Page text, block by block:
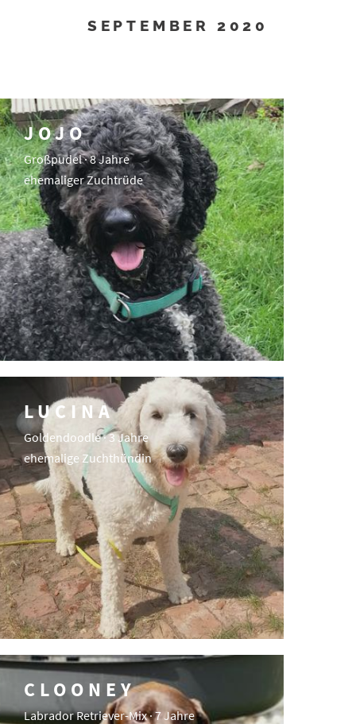
SEPTEMBER 2020
JOJO
Großpudel · 8 Jahre
ehemaliger Zuchtrüde
LUCINA
Goldendoodle · 3 Jahre
ehemalige Zuchthündin
CLOONEY
Labrador Retriever-Mix · 7 Jahre